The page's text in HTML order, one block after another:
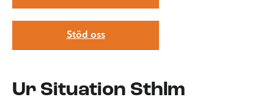
Stöd oss
Ur Situation Sthlm